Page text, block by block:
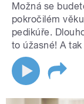
Možná se
pokročilém
pedikúře.
to úžasné! A